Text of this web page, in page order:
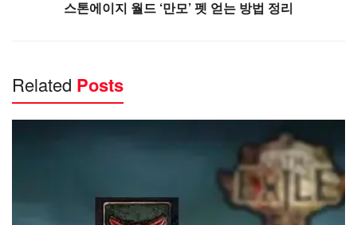
스톤에이지 월드 ‘만모’ 펫 얻는 방법 정리
Related Posts